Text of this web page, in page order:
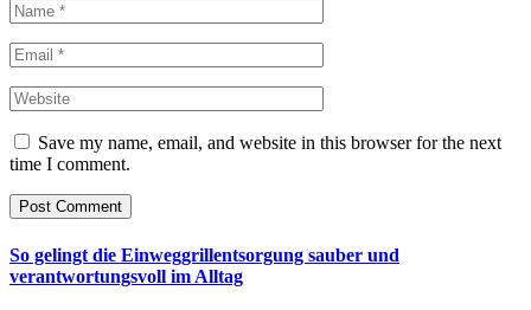
Save my name, email, and website in this browser for the next
time I comment.
So gelingt die Einweggrillentsorgung sauber und
verantwortungsvoll im Alltag